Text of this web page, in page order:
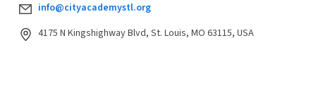
info@cityacademystl.org
4175 N Kingshighway Blvd, St. Louis, MO 63115, USA